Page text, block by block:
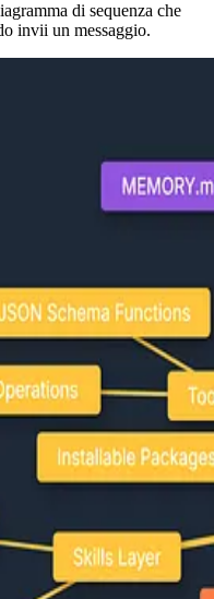
di sequenza che
invii un messaggio.